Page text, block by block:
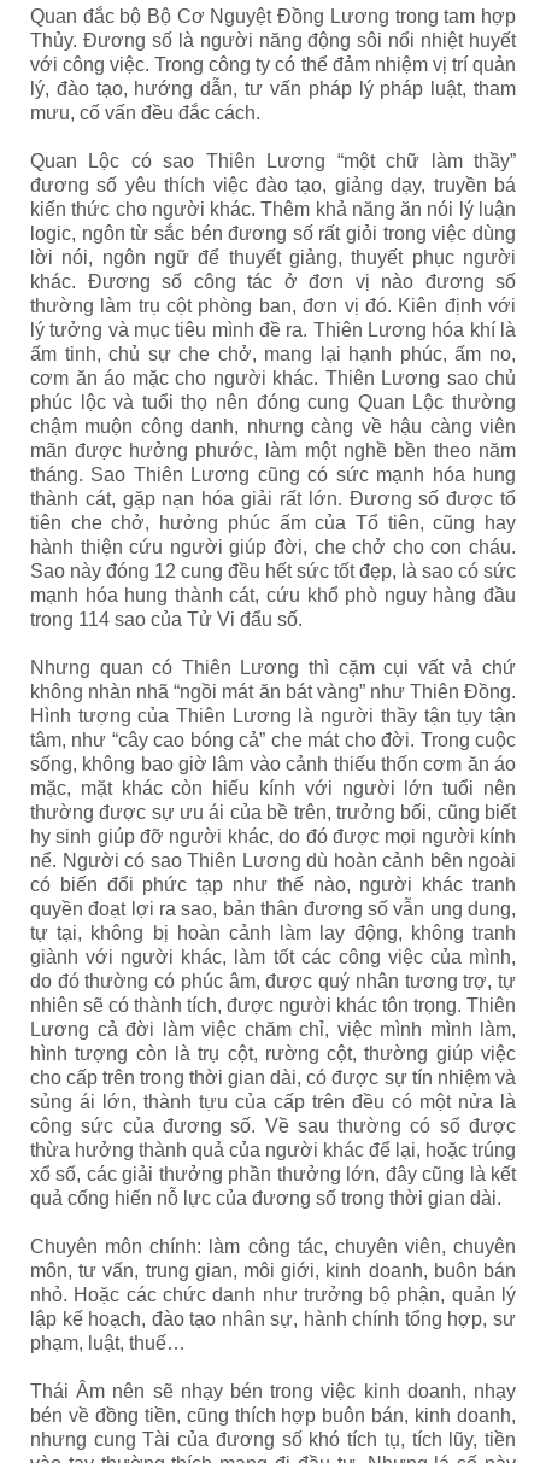
Quan đắc bộ Bộ Cơ Nguyệt Đồng Lương trong tam hợp
Thủy. Đương số là người năng động sôi nổi nhiệt huyết
với công việc. Trong công ty có thể đảm nhiệm vị trí quản
lý, đào tạo, hướng dẫn, tư vấn pháp lý pháp luật, tham
mưu, cố vấn đều đắc cách.
Quan Lộc có sao Thiên Lương “một chữ làm thầy”
đương số yêu thích việc đào tạo, giảng dạy, truyền bá
kiến thức cho người khác. Thêm khả năng ăn nói lý luận
logic, ngôn từ sắc bén đương số rất giỏi trong việc dùng
lời nói, ngôn ngữ để thuyết giảng, thuyết phục người
khác. Đương số công tác ở đơn vị nào đương số
thường làm trụ cột phòng ban, đơn vị đó. Kiên định với
lý tưởng và mục tiêu mình đề ra. Thiên Lương hóa khí là
ấm tinh, chủ sự che chở, mang lại hạnh phúc, ấm no,
cơm ăn áo mặc cho người khác. Thiên Lương sao chủ
phúc lộc và tuổi thọ nên đóng cung Quan Lộc thường
chậm muộn công danh, nhưng càng về hậu càng viên
mãn được hưởng phước, làm một nghề bền theo năm
tháng. Sao Thiên Lương cũng có sức mạnh hóa hung
thành cát, gặp nạn hóa giải rất lớn. Đương số được tổ
tiên che chở, hưởng phúc ấm của Tổ tiên, cũng hay
hành thiện cứu người giúp đời, che chở cho con cháu.
Sao này đóng 12 cung đều hết sức tốt đẹp, là sao có sức
mạnh hóa hung thành cát, cứu khổ phò nguy hàng đầu
trong 114 sao của Tử Vi đẩu số.
Nhưng quan có Thiên Lương thì cặm cụi vất vả chứ
không nhàn nhã “ngồi mát ăn bát vàng” như Thiên Đồng.
Hình tượng của Thiên Lương là người thầy tận tụy tận
tâm, như “cây cao bóng cả” che mát cho đời. Trong cuộc
sống, không bao giờ lâm vào cảnh thiếu thốn cơm ăn áo
mặc, mặt khác còn hiếu kính với người lớn tuổi nên
thường được sự ưu ái của bề trên, trưởng bối, cũng biết
hy sinh giúp đỡ người khác, do đó được mọi người kính
nể. Người có sao Thiên Lương dù hoàn cảnh bên ngoài
có biến đổi phức tạp như thế nào, người khác tranh
quyền đoạt lợi ra sao, bản thân đương số vẫn ung dung,
tự tại, không bị hoàn cảnh làm lay động, không tranh
giành với người khác, làm tốt các công việc của mình,
do đó thường có phúc âm, được quý nhân tương trợ, tự
nhiên sẽ có thành tích, được người khác tôn trọng. Thiên
Lương cả đời làm việc chăm chỉ, việc mình mình làm,
hình tượng còn là trụ cột, rường cột, thường giúp việc
cho cấp trên trong thời gian dài, có được sự tín nhiệm và
sủng ái lớn, thành tựu của cấp trên đều có một nửa là
công sức của đương số. Về sau thường có số được
thừa hưởng thành quả của người khác để lại, hoặc trúng
xổ số, các giải thưởng phần thưởng lớn, đây cũng là kết
quả cống hiến nỗ lực của đương số trong thời gian dài.
Chuyên môn chính: làm công tác, chuyên viên, chuyên
môn, tư vấn, trung gian, môi giới, kinh doanh, buôn bán
nhỏ. Hoặc các chức danh như trưởng bộ phận, quản lý
lập kế hoạch, đào tạo nhân sự, hành chính tổng hợp, sư
phạm, luật, thuế…
Thái Âm nên sẽ nhạy bén trong việc kinh doanh, nhạy
bén về đồng tiền, cũng thích hợp buôn bán, kinh doanh,
nhưng cung Tài của đương số khó tích tụ, tích lũy, tiền